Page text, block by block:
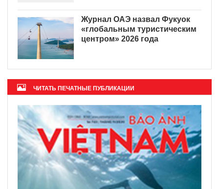
Журнал ОАЭ назвал Фукуок
«глобальным туристическим
центром» 2026 года
ЧИТАТЬ ПЕЧАТНЫЕ ПУБЛИКАЦИИ